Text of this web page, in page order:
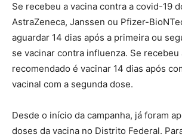
Se recebeu a vacina contra a covid-19
AstraZeneca, Janssen ou Pfizer-
aguardar 14 dias após a primeira ou
se vacinar contra influenza. Se recebeu
recomendado é vacinar 14 dias após
vacinal com a segunda dose.
Desde o início da campanha, já foram
doses da vacina no Distrito Federal.